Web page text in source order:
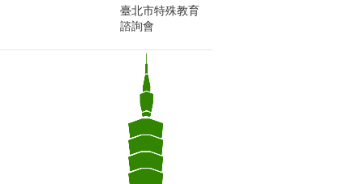
臺北市特殊教育
諮詢會